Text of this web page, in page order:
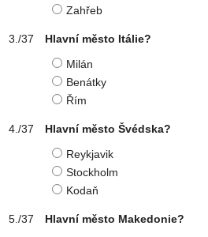
Zahřeb
Hlavní město Itálie?
Milán
Benátky
Řím
Hlavní město Švédska?
Reykjavik
Stockholm
Kodaň
Hlavní město Makedonie?